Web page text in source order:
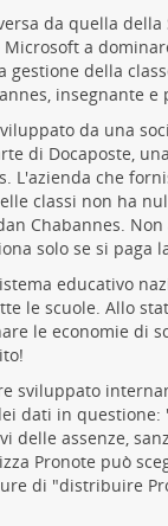
da quella
a
della
insegnante
da una
di Docaposte,
L'azienda che
classi non ha
Chabannes.
solo se si paga
educativo
le scuole. Allo
le economie di
sviluppato
dati in questione:
delle assenze,
Pronote può
di "distribuire